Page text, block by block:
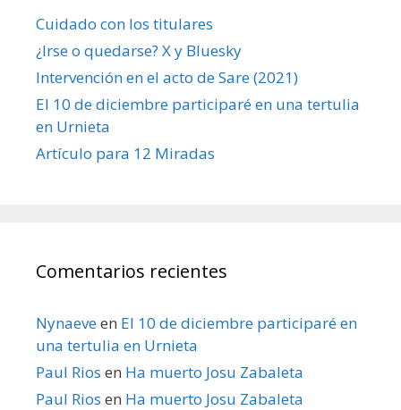
Cuidado con los titulares
¿Irse o quedarse? X y Bluesky
Intervención en el acto de Sare (2021)
El 10 de diciembre participaré en una tertulia
en Urnieta
Artículo para 12 Miradas
Comentarios recientes
Nynaeveen El 10 de diciembre participaré en
una tertulia en Urnieta
Paul Rios en Ha muerto Josu Zabaleta
Paul Rios en Ha muerto Josu Zabaleta